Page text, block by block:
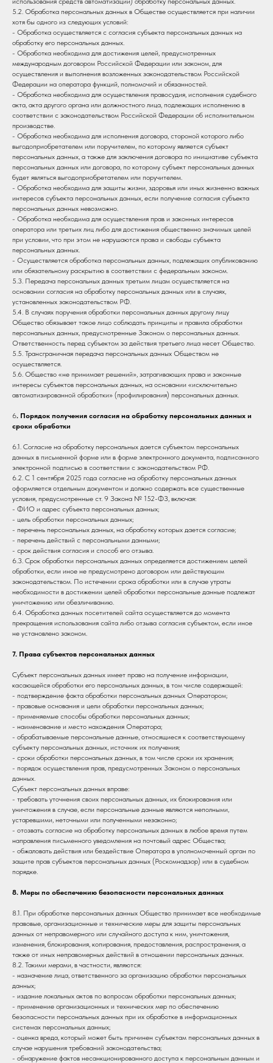
5.2. Обработка персональных данных в Обществе осуществляется при наличии
хотя бы одного из следующих условий:
- Обработка осуществляется с согласия субъекта персональных данных на
обработку его персональных данных.
- Обработка необходима для достижения целей, предусмотренных
международным договором Российской Федерации или законом, для
осуществления и выполнения возложенных законодательством Российской
Федерации на оператора функций, полномочий и обязанностей.
- Обработка необходима для осуществления правосудия, исполнения судебного
акта, акта другого органа или должностного лица, подлежащих исполнению в
соответствии с законодательством Российской Федерации об исполнительном
производстве.
- Обработка необходима для исполнения договора, стороной которого либо
выгодоприобретателем или поручителем, по которому является субъект
персональных данных, а также для заключения договора по инициативе субъекта
персональных данных или договора, по которому субъект персональных данных
будет являться выгодоприобретателем или поручителем.
- Обработка необходима для защиты жизни, здоровья или иных жизненно важных
интересов субъекта персональных данных, если получение согласия субъекта
персональных данных невозможно.
- Обработка необходима для осуществления прав и законных интересов
оператора или третьих лиц либо для достижения общественно значимых целей
при условии, что при этом не нарушаются права и свободы субъекта
персональных данных.
- Осуществляется обработка персональных данных, подлежащих опубликованию
или обязательному раскрытию в соответствии с федеральным законом.
5.3. Передача персональных данных третьим лицам осуществляется на
основании согласия на обработку персональных данных или в случаях,
установленных законодательством РФ.
5.4. В случаях поручения обработки персональных данных другому лицу
Общество обязывает такое лицо соблюдать принципы и правила обработки
персональных данных, предусмотренные Законом о персональных данных.
Ответственность перед субъектом за действия третьего лица несет Общество.
5.5. Трансграничная передача персональных данных Обществом не
осуществляется.
5.6. Общество «не принимает решений», затрагивающих права и законные
интересы субъектов персональных данных, на основании «исключительно
автоматизированной обработки» (профилирования) персональных данных.
6. Порядок получения согласия на обработку персональных данных и
сроки обработки
6.1. Согласие на обработку персональных дается субъектом персональных
данных в письменной форме или в форме электронного документа, подписанного
электронной подписью в соответствии с законодательством РФ.
6.2. С 1 сентября 2025 года согласие на обработку персональных данных
оформляется отдельным документом и должно содержать все существенные
условия, предусмотренные ст. 9 Закона № 152-ФЗ, включая:
- ФИО и адрес субъекта персональных данных;
- цель обработки персональных данных;
- перечень персональных данных, на обработку которых дается согласие;
- перечень действий с персональными данными;
- срок действия согласия и способ его отзыва.
6.3. Срок обработки персональных данных определяется достижением целей
обработки, если иное не предусмотрено договором или действующим
законодательством. По истечении срока обработки или в случае утраты
необходимости в достижении целей обработки персональные данные подлежат
уничтожению или обезличиванию.
6.4. Обработка данных посетителей сайта осуществляется до момента
прекращения использования сайта либо отзыва согласия субъектом, если иное
не установлено законом.
7. Права субъектов персональных данных
Субъект персональных данных имеет право на получение информации,
касающейся обработки его персональных данных, в том числе содержащей:
- подтверждение факта обработки персональных данных Оператором;
- правовые основания и цели обработки персональных данных;
- применяемые способы обработки персональных данных;
- наименование и место нахождения Оператора;
- обрабатываемые персональные данные, относящиеся к соответствующему
субъекту персональных данных, источник их получения;
- сроки обработки персональных данных, в том числе сроки их хранения;
- порядок осуществления прав, предусмотренных Законом о персональных
данных.
Субъект персональных данных вправе:
- требовать уточнения своих персональных данных, их блокирования или
уничтожения в случае, если персональные данные являются неполными,
устаревшими, неточными или полученными незаконно;
- отозвать согласие на обработку персональных данных в любое время путем
направления письменного уведомления на почтовый адрес Общества;
- обжаловать действия или бездействие Оператора в уполномоченный орган по
защите прав субъектов персональных данных (Роскомнадзор) или в судебном
порядке.
8. Меры по обеспечению безопасности персональных данных
8.1. При обработке персональных данных Общество принимает все необходимые
правовые, организационные и технические меры для защиты персональных
данных от неправомерного или случайного доступа к ним, уничтожения,
изменения, блокирования, копирования, предоставления, распространения, а
также от иных неправомерных действий в отношении персональных данных.
8.2. Такими мерами, в частности, являются:
- назначение лица, ответственного за организацию обработки персональных
данных;
- издание локальных актов по вопросам обработки персональных данных;
- применение организационных и технических мер по обеспечению
безопасности персональных данных при их обработке в информационных
системах персональных данных;
- оценка вреда, который может быть причинен субъектам персональных данных в
случае нарушения требований законодательства;
- обнаружение фактов несанкционированного доступа к персональным данным и